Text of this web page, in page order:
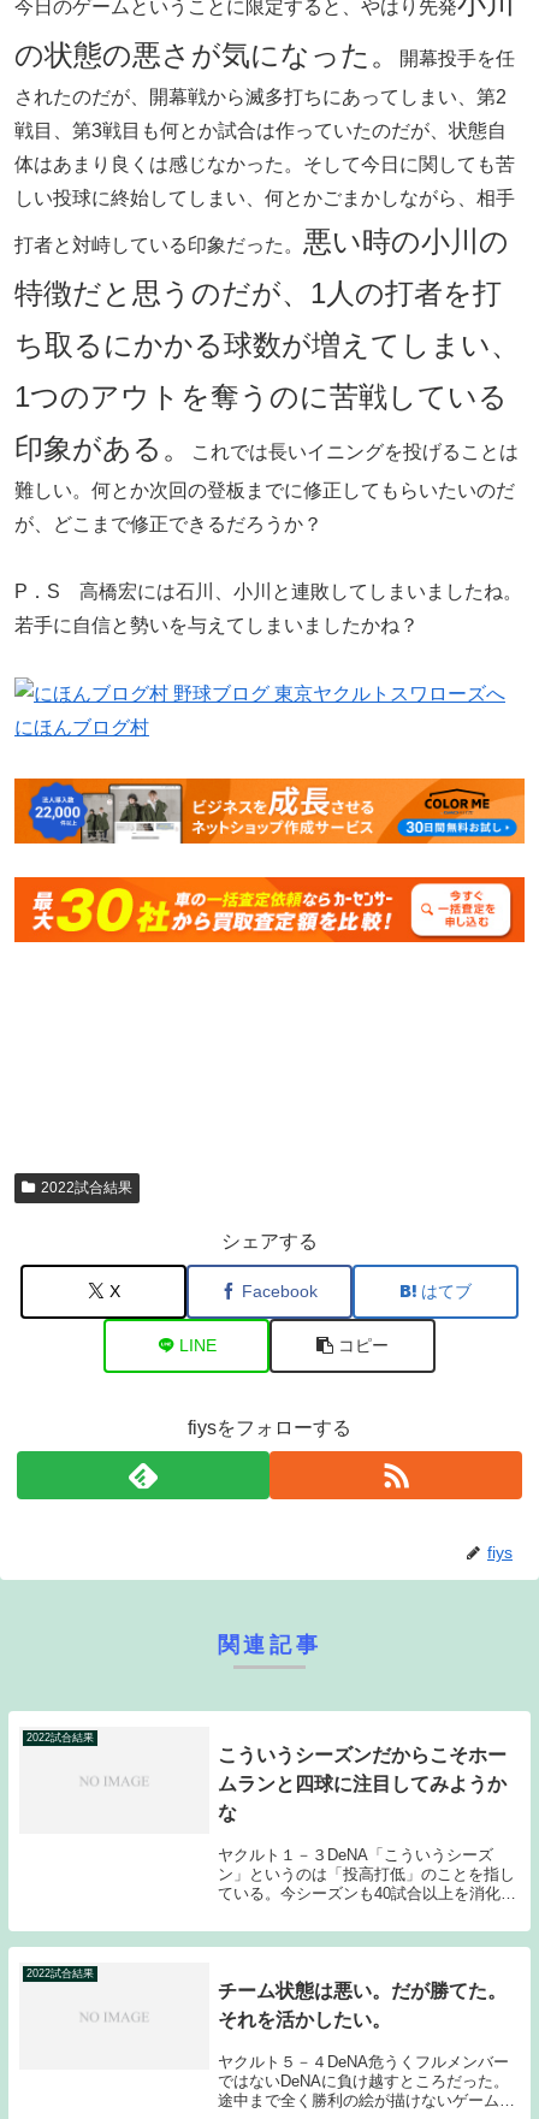
今日のゲームということに限定すると、やはり先発
の状態の悪さが気になった。
開幕投手を任
されたのだが、開幕戦から滅多打ちにあってしまい、第2
戦目、第3戦目も何とか試合は作っていたのだが、状態自
体はあまり良くは感じなかった。そして今日に関しても苦
しい投球に終始してしまい、何とかごまかしながら、相手
打者と対峙している印象だった。 悪い時の小川の
特徴だと思うのだが、1人の打者を打
ち取るにかかる球数が増えてしまい、
1つのアウトを奪うのに苦戦している
印象がある。
これでは長いイニングを投げることは
難しい。何とか次回の登板までに修正してもらいたいのだ
が、どこまで修正できるだろうか？
P．S 高橋宏には石川、小川と連敗してしまいましたね。
若手に自信と勢いを与えてしまいましたかね？
にほんブログ村
2022試合結果
シェアする
X Facebook はてブ
LINE コピー
fiysをフォローする
fiys
関連記事
2022試合結果
こういうシーズンだからこそホー
ムランと四球に注目してみようか
な
ヤクルト１－３DeNA「こういうシーズ
ン」というのは「投高打低」のことを指し
ている。今シーズンも40試合以上を消化し
る。2011年～2013年頃まで続いた統一球
（いわゆる低反発球）騒ぎを思い起こさせ
2022試合結果
チーム状態は悪い。だが勝てた。
それを活かしたい。
ヤクルト５－４DeNA危うくフルメンバー
ではないDeNAに負け越すところだった。
途中まで全く勝利の絵が描けないゲームだ